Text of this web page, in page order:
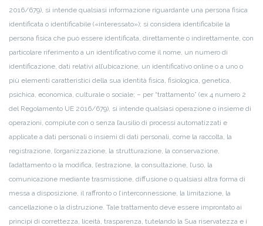
2016/679), si intende qualsiasi informazione riguardante una persona fisica
identificata o identificabile («interessato»); si considera identificabile la
persona fisica che può essere identificata, direttamente o indirettamente, con
particolare riferimento a un identificativo come il nome, un numero di
identificazione, dati relativi all’ubicazione, un identificativo online o a uno o
più elementi caratteristici della sua identità fisica, fisiologica, genetica,
psichica, economica, culturale o sociale; – per “trattamento” (ex 4 numero 2
del Regolamento UE 2016/679), si intende qualsiasi operazione o insieme di
operazioni, compiute con o senza l’ausilio di processi automatizzati e
applicate a dati personali o insiemi di dati personali, come la raccolta, la
registrazione, l’organizzazione, la strutturazione, la conservazione,
l’adattamento o la modifica, l’estrazione, la consultazione, l’uso, la
comunicazione mediante trasmissione, diffusione o qualsiasi altra forma di
messa a disposizione, il raffronto o l’interconnessione, la limitazione, la
cancellazione o la distruzione. Tale trattamento deve essere improntato ai
principi di correttezza, liceità, trasparenza, tutelando la Sua riservatezza e i